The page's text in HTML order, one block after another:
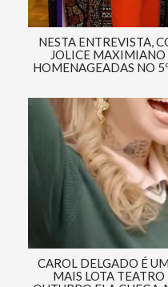
NESTA ENTREVISTA,
JOLICE MAXIMIANO
HOMENAGEADAS NO
CAROL DELGADO É
MAIS LOTA